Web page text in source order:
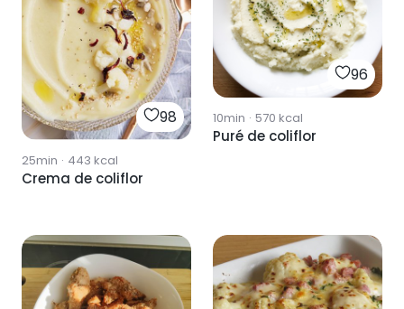
98
25min · 443 kcal
Crema de coliflor
96
10min · 570 kcal
Puré de coliflor